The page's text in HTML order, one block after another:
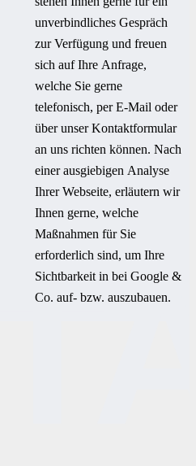
unverbindliches Gespräch
zur Verfügung und freuen
sich auf Ihre Anfrage,
welche Sie gerne
telefonisch, per E-Mail oder
über unser Kontaktformular
an uns richten können. Nach
einer ausgiebigen Analyse
Ihrer Webseite, erläutern wir
Ihnen gerne, welche
Maßnahmen für Sie
erforderlich sind, um Ihre
Sichtbarkeit in bei Google &
Co. auf- bzw. auszubauen.